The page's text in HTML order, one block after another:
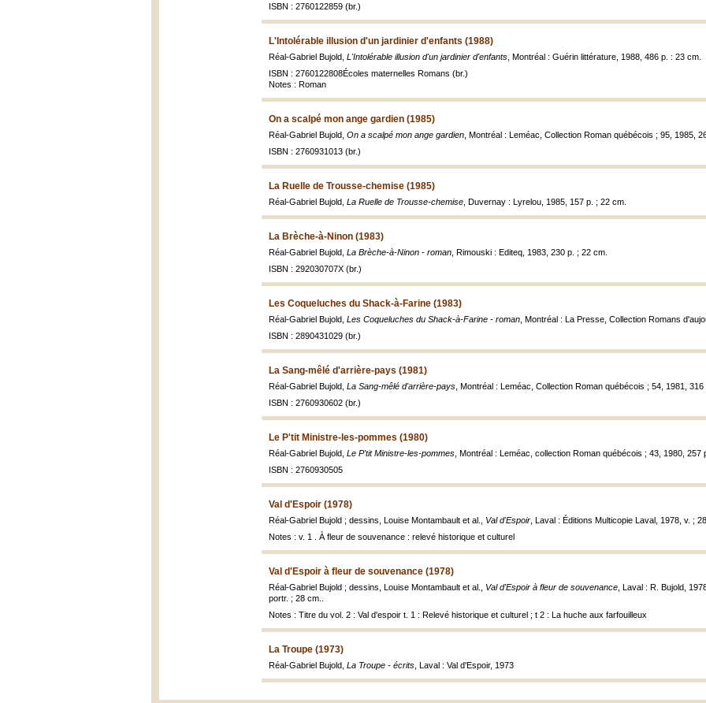
ISBN : 2760122859 (br.)
L'Intolérable illusion d'un jardinier d'enfants (1988)
Réal-Gabriel Bujold, L'Intolérable illusion d'un jardinier d'enfants , Montréal : Guérin littérature, 1988, 486 p. : 23 cm.
ISBN : 2760122808Écoles maternelles Romans (br.)
Notes : Roman
On a scalpé mon ange gardien (1985)
Réal-Gabriel Bujold, On a scalpé mon ange gardien , Montréal : Leméac, Collection Roman québécois ; 95, 1985,
ISBN : 2760931013 (br.)
La Ruelle de Trousse-chemise (1985)
Réal-Gabriel Bujold, La Ruelle de Trousse-chemise , Duvernay : Lyrelou, 1985, 157 p. ; 22 cm.
La Brèche-à-Ninon (1983)
Réal-Gabriel Bujold, La Brèche-à-Ninon - roman , Rimouski : Editeq, 1983, 230 p. ; 22 cm.
ISBN : 292030707X (br.)
Les Coqueluches du Shack-à-Farine (1983)
Réal-Gabriel Bujold, Les Coqueluches du Shack-à-Farine - roman , Montréal : La Presse, Collection Romans
ISBN : 2890431029 (br.)
La Sang-mêlé d'arrière-pays (1981)
Réal-Gabriel Bujold, La Sang-mêlé d'arrière-pays , Montréal : Leméac, Collection Roman québécois ; 54, 1981, 316
ISBN : 2760930602 (br.)
Le P'tit Ministre-les-pommes (1980)
Réal-Gabriel Bujold, Le P'tit Ministre-les-pommes , Montréal : Leméac, collection Roman québécois ; 43, 1980, 257
ISBN : 2760930505
Val d'Espoir (1978)
Réal-Gabriel Bujold ; dessins, Louise Montambault et al., Val d'Espoir , Laval : Éditions Multicopie Laval, 1978, v. ;
Notes : v. 1 . À fleur de souvenance : relevé historique et culturel
Val d'Espoir à fleur de souvenance (1978)
Réal-Gabriel Bujold ; dessins, Louise Montambault et al., Val d'Espoir à fleur de souvenance , Laval : R. Bujold,
portr. ; 28 cm..
Notes : Titre du vol. 2 : Val d'espoir t. 1 : Relevé historique et culturel ; t 2 : La huche aux farfouilleux
La Troupe (1973)
Réal-Gabriel Bujold, La Troupe - écrits , Laval : Val d'Espoir, 1973